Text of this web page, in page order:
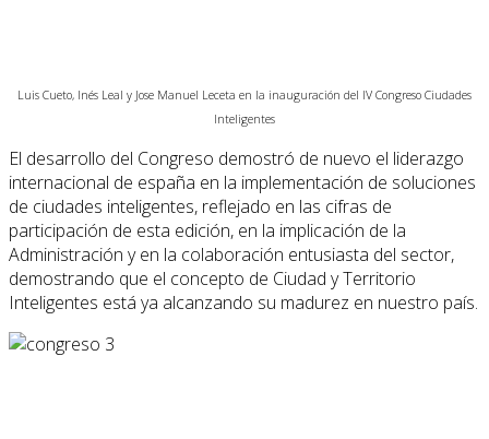
Luis Cueto, Inés Leal y Jose Manuel Leceta en la inauguración del IV Congreso Ciudades
Inteligentes
El desarrollo del Congreso demostró de nuevo el liderazgo
internacional de españa en la implementación de soluciones
de ciudades inteligentes, reflejado en las cifras de
participación de esta edición, en la implicación de la
Administración y en la colaboración entusiasta del sector,
demostrando que el concepto de Ciudad y Territorio
Inteligentes está ya alcanzando su madurez en nuestro país.